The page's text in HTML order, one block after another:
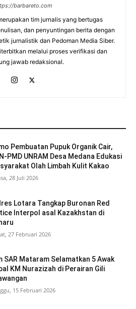
barbareto.com
tim jurnalis yang bertugas
dan penyuntingan berita dengan
jurnalistik dan Pedoman Media Siber.
melalui proses verifikasi dan
jawab redaksional.
Pembuatan Pupuk Organik Cair,
PMD UNRAM Desa Medana Edukasi
Olah Limbah Kulit Kakao
28 Juli 2026
Lotara Tangkap Buronan Red
Interpol asal Kazakhstan di
27 Februari 2026
SAR Mataram Selamatkan 5 Awak
KM Nurazizah di Perairan Gili
15 Februari 2026